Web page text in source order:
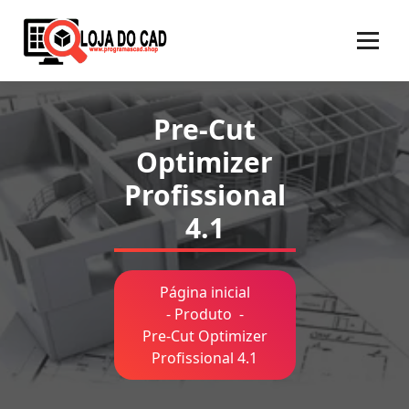
para
Pre-Cut
Optimizer
Profissional
4.1
Página inicial
- Produto -
Pre-Cut Optimizer
Profissional 4.1